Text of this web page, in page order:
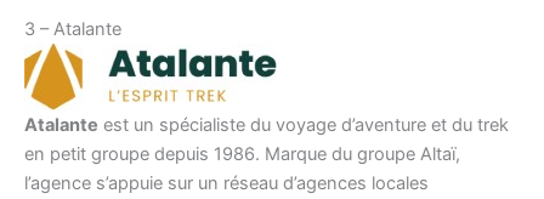
3 – Atalante
Atalante est un spécialiste du voyage d’aventure et du trek
en petit groupe depuis 1986. Marque du groupe Altaï,
l’agence s’appuie sur un réseau d’agences locales